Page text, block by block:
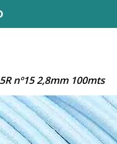
nº15 2,8mm 100mts